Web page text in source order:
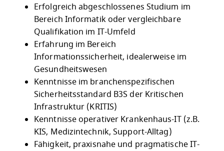
Erfolgreich abgeschlossenes Studium im
Bereich Informatik oder vergleichbare
Qualifikation im IT-Umfeld
Erfahrung im Bereich
Informationssicherheit, idealerweise im
Gesundheitswesen
Kenntnisse im branchenspezifischen
Sicherheitsstandard B3S der Kritischen
Infrastruktur (KRITIS)
Kenntnisse operativer Krankenhaus-IT (z.B.
KIS, Medizintechnik, Support-Alltag)
Fähigkeit, praxisnahe und pragmatische IT-